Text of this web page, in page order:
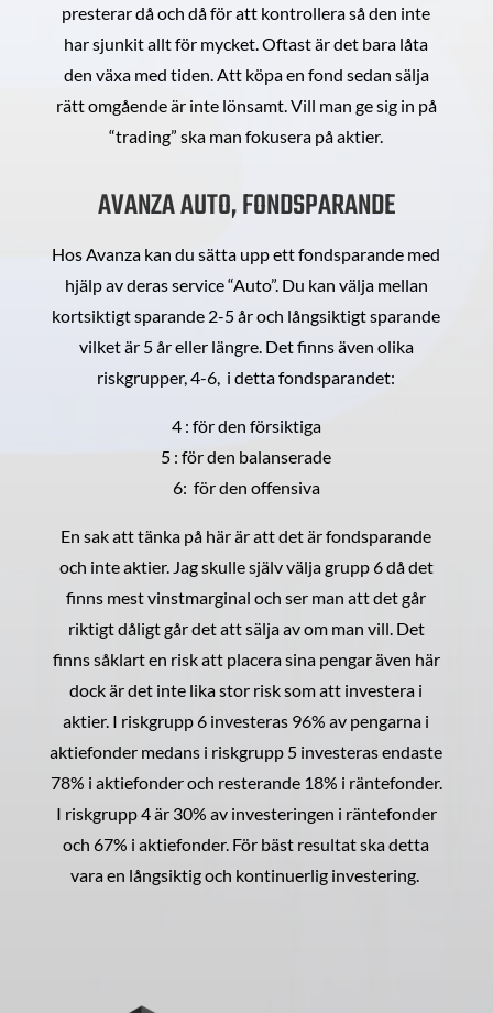
presterar då och då för att kontrollera så den inte
har sjunkit allt för mycket. Oftast är det bara låta
den växa med tiden. Att köpa en fond sedan sälja
rätt omgående är inte lönsamt. Vill man ge sig in på
“trading” ska man fokusera på aktier.
AVANZA AUTO, FONDSPARANDE
Hos Avanza kan du sätta upp ett fondsparande med
hjälp av deras service “Auto”. Du kan välja mellan
kortsiktigt sparande 2-5 år och långsiktigt sparande
vilket är 5 år eller längre. Det finns även olika
riskgrupper, 4-6, i detta fondsparandet:
4 : för den försiktiga
5 : för den balanserade
6: för den offensiva
En sak att tänka på här är att det är fondsparande
och inte aktier. Jag skulle själv välja grupp 6 då det
finns mest vinstmarginal och ser man att det går
riktigt dåligt går det att sälja av om man vill. Det
finns såklart en risk att placera sina pengar även här
dock är det inte lika stor risk som att investera i
aktier. I riskgrupp 6 investeras 96% av pengarna i
aktiefonder medans i riskgrupp 5 investeras endaste
78% i aktiefonder och resterande 18% i räntefonder.
I riskgrupp 4 är 30% av investeringen i räntefonder
och 67% i aktiefonder. För bäst resultat ska detta
vara en långsiktig och kontinuerlig investering.